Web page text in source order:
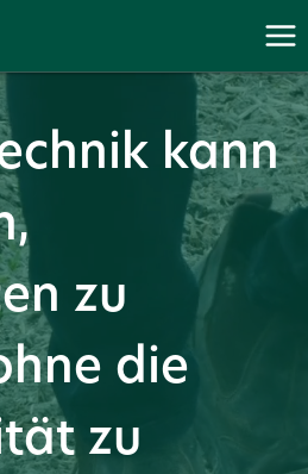
kann
zu
die
zu